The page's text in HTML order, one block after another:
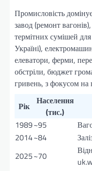
Промисловість
завод (ремонт
термітних сумішей
Україні),
елеватори, ферми,
обстріли, бюджет
гривень, з фокусом на
Рік
Населення
(тис.)
1989~95
2014~84
2025~70